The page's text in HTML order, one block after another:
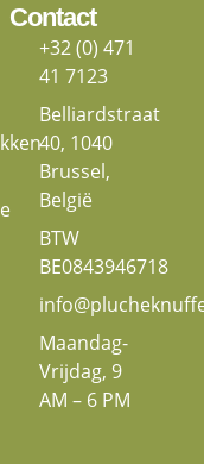
Contact
+32 (0) 471
41 7123
Belliardstraat
40, 1040
Brussel,
België
BTW
BE0843946718
Maandag-
Vrijdag, 9
AM – 6 PM